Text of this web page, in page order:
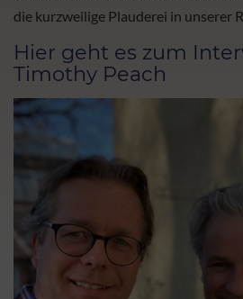
die kurzweilige Plauderei in unserer
Hier geht es zum
Timothy Peach